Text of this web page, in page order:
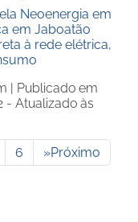
Neoenergia em
em Jaboatão
à rede elétrica,
| Publicado em
- Atualizado às
6 »Próximo